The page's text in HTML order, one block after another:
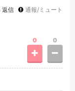
返信 通報/ミュート
0 0